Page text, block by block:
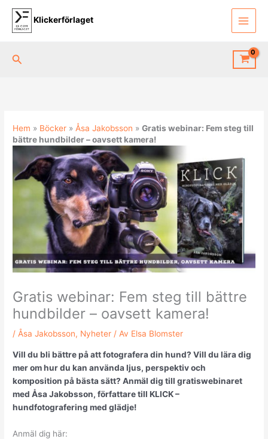
innehåll
Klickerförlaget
Sök
Hem » Böcker »Åsa Jakobsson »Gratis webinar: Fem steg till
bättre hundbilder – oavsett kamera!
Gratis webinar: Fem steg till bättre
hundbilder – oavsett kamera!
/ Åsa Jakobsson, Nyheter / Av Elsa Blomster
Vill du bli bättre på att fotografera din hund? Vill du lära dig
mer om hur du kan använda ljus, perspektiv och
komposition på bästa sätt? Anmäl dig till gratiswebinaret
med Åsa Jakobsson, författare till KLICK –
hundfotografering med glädje!
Anmäl dig här: